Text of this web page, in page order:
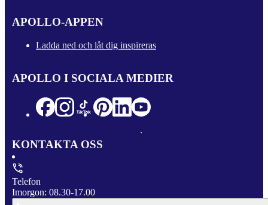
APOLLO-APPEN
Ladda ned och låt dig inspireras
APOLLO I SOCIALA MEDIER
KONTAKTA OSS
Telefon
Imorgon: 08.30-17.00